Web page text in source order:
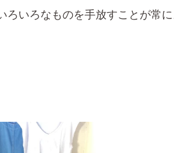
ろいろなものを手放すことが常